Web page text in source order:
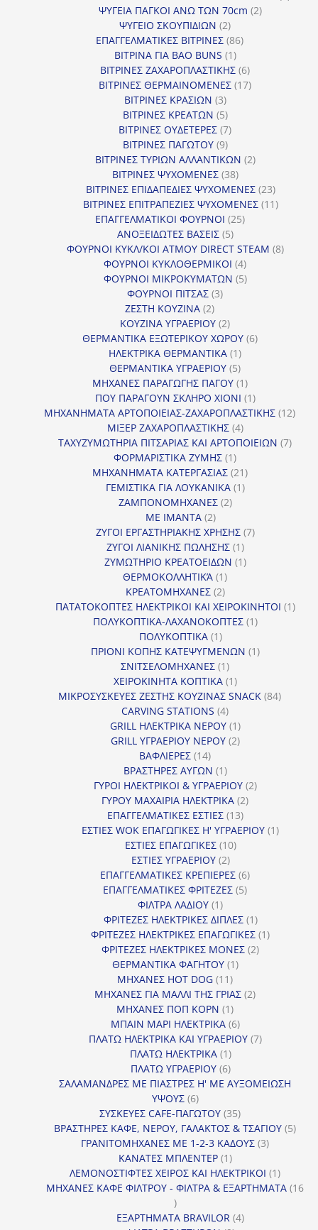
ΨΥΓΕΙΑ ΠΑΓΚΟΙ ΑΝΩ ΤΩΝ 70cm 22
ΨΥΓΕΙΟ ΣΚΟΥΠΙΔΙΩΝ 22
προϊόντα
ΕΠΑΓΓΕΛΜΑΤΙΚΕΣ ΒΙΤΡΙΝΕΣ 8686
ΒΙΤΡΙΝΑ ΓΙΑ BAO BUNS 11
προϊόν
ΒΙΤΡΙΝΕΣ ΖΑΧΑΡΟΠΛΑΣΤΙΚΗΣ 66
προϊόντα
ΒΙΤΡΙΝΕΣ ΘΕΡΜΑΙΝΟΜΕΝΕΣ 1717
ΒΙΤΡΙΝΕΣ ΚΡΑΣΙΩΝ 33
προϊόντα
ΒΙΤΡΙΝΕΣ ΚΡΕΑΤΩΝ 55
προϊόντα
ΒΙΤΡΙΝΕΣ ΟΥΔΕΤΕΡΕΣ 77
ΒΙΤΡΙΝΕΣ ΠΑΓΩΤΟΥ 99
προϊόντα
ΒΙΤΡΙΝΕΣ ΤΥΡΙΩΝ ΑΛΛΑΝΤΙΚΩΝ 22
ΒΙΤΡΙΝΕΣ ΨΥΧΟΜΕΝΕΣ 3838
προϊόντα
ΒΙΤΡΙΝΕΣ ΕΠΙΔΑΠΕΔΙΕΣ ΨΥΧΟΜΕΝΕΣ 2323
προϊόντα
ΒΙΤΡΙΝΕΣ ΕΠΙΤΡΑΠΕΖΙΕΣ ΨΥΧΟΜΕΝΕΣ 1111
ΕΠΑΓΓΕΛΜΑΤΙΚΟΙ ΦΟΥΡΝΟΙ 2525
ΑΝΟΞΕΙΔΩΤΕΣ ΒΑΣΕΙΣ 55
προϊόντα
ΦΟΥΡΝΟΙ ΚΥΚΛ/ΚΟΙ ΑΤΜΟΥ DIRECT STEAM 88
ΦΟΥΡΝΟΙ ΚΥΚΛΟΘΕΡΜΙΚΟΙ 44
προϊόντα
ΦΟΥΡΝΟΙ ΜΙΚΡΟΚΥΜΑΤΩΝ 55
ΦΟΥΡΝΟΙ ΠΙΤΣΑΣ 33
ΖΕΣΤΗ ΚΟΥΖΙΝΑ 22
προϊόντα
ΚΟΥΖΙΝΑ ΥΓΡΑΕΡΙΟΥ 22
προϊόντα
ΘΕΡΜΑΝΤΙΚΑ ΕΞΩΤΕΡΙΚΟΥ ΧΩΡΟΥ 66
ΗΛΕΚΤΡΙΚΑ ΘΕΡΜΑΝΤΙΚΑ 11
προϊόν
ΘΕΡΜΑΝΤΙΚΑ ΥΓΡΑΕΡΙΟΥ 55
προϊόντα
ΜΗΧΑΝΕΣ ΠΑΡΑΓΩΓΗΣ ΠΑΓΟΥ 11
προϊόν
ΠΟΥ ΠΑΡΑΓΟΥΝ ΣΚΛΗΡΟ ΧΙΟΝΙ 11
προϊόν
ΜΗΧΑΝΗΜΑΤΑ ΑΡΤΟΠΟΙΕΙΑΣ-ΖΑΧΑΡΟΠΛΑΣΤΙΚΗΣ 1212
ΜΙΞΕΡ ΖΑΧΑΡΟΠΛΑΣΤΙΚΗΣ 44
προϊόντα
ΤΑΧΥΖΥΜΩΤΗΡΙΑ ΠΙΤΣΑΡΙΑΣ ΚΑΙ ΑΡΤΟΠΟΙΕΙΩΝ 77
ΦΟΡΜΑΡΙΣΤΙΚΑ ΖΥΜΗΣ 11
προϊόν
ΜΗΧΑΝΗΜΑΤΑ ΚΑΤΕΡΓΑΣΙΑΣ 2121
προϊόντα
ΓΕΜΙΣΤΙΚΑ ΓΙΑ ΛΟΥΚΑΝΙΚΑ 11
ΖΑΜΠΟΝΟΜΗΧΑΝΕΣ 22
ΜΕ ΙΜΑΝΤΑ 22
προϊόντα
ΖΥΓΟΙ ΕΡΓΑΣΤΗΡΙΑΚΗΣ ΧΡΗΣΗΣ 77
ΖΥΓΟΙ ΛΙΑΝΙΚΗΣ ΠΩΛΗΣΗΣ 11
προϊόν
ΖΥΜΩΤΗΡΙΟ ΚΡΕΑΤΟΕΙΔΩΝ 11
ΘΕΡΜΟΚΟΛΛΗΤΙΚΆ 11
προϊόν
ΚΡΕΑΤΟΜΗΧΑΝΕΣ 22
προϊόντα
ΠΑΤΑΤΟΚΟΠΤΕΣ ΗΛΕΚΤΡΙΚΟΙ ΚΑΙ ΧΕΙΡΟΚΙΝΗΤΟΙ 11
ΠΟΛΥΚΟΠΤΙΚΑ-ΛΑΧΑΝΟΚΟΠΤΕΣ 11
ΠΟΛΥΚΟΠΤΙΚΑ 11
προϊόν
ΠΡΙΟΝΙ ΚΟΠΗΣ ΚΑΤΕΨΥΓΜΕΝΩΝ 11
ΣΝΙΤΣΕΛΟΜΗΧΑΝΕΣ 11
προϊόν
ΧΕΙΡΟΚΙΝΗΤΑ ΚΟΠΤΙΚΑ 11
προϊόν
ΜΙΚΡΟΣΥΣΚΕΥΕΣ ΖΕΣΤΗΣ ΚΟΥΖΙΝΑΣ SNACK 8484
CARVING STATIONS 44
προϊόντα
GRILL ΗΛΕΚΤΡΙΚΑ ΝΕΡΟΥ 11
προϊόν
GRILL ΥΓΡΑΕΡΙΟΥ ΝΕΡΟΥ 22
ΒΑΦΛΙΕΡΕΣ 1414
προϊόντα
ΒΡΑΣΤΗΡΕΣ ΑΥΓΩΝ 11
προϊόν
ΓΥΡΟΙ ΗΛΕΚΤΡΙΚΟΙ & ΥΓΡΑΕΡΙΟΥ 22
ΓΥΡΟΥ ΜΑΧΑΙΡΙΑ ΗΛΕΚΤΡΙΚΑ 22
ΕΠΑΓΓΕΛΜΑΤΙΚΕΣ ΕΣΤΙΕΣ 1313
προϊόντα
ΕΣΤΙΕΣ WOK ΕΠΑΓΩΓΙΚΕΣ Η' ΥΓΡΑΕΡΙΟΥ 11
ΕΣΤΙΕΣ ΕΠΑΓΩΓΙΚΕΣ 1010
ΕΣΤΙΕΣ ΥΓΡΑΕΡΙΟΥ 22
προϊόντα
ΕΠΑΓΓΕΛΜΑΤΙΚΕΣ ΚΡΕΠΙΕΡΕΣ 66
προϊόντα
ΕΠΑΓΓΕΛΜΑΤΙΚΕΣ ΦΡΙΤΕΖΕΣ 55
ΦΙΛΤΡΑ ΛΑΔΙΟΥ 11
προϊόν
ΦΡΙΤΕΖΕΣ ΗΛΕΚΤΡΙΚΕΣ ΔΙΠΛΕΣ 11
προϊόν
ΦΡΙΤΕΖΕΣ ΗΛΕΚΤΡΙΚΕΣ ΕΠΑΓΩΓΙΚΕΣ 11
ΦΡΙΤΕΖΕΣ ΗΛΕΚΤΡΙΚΕΣ ΜΟΝΕΣ 22
ΘΕΡΜΑΝΤΙΚΑ ΦΑΓΗΤΟΥ 11
ΜΗΧΑΝΕΣ HOT DOG 1111
προϊόντα
ΜΗΧΑΝΕΣ ΓΙΑ ΜΑΛΛΙ ΤΗΣ ΓΡΙΑΣ 22
ΜΗΧΑΝΕΣ ΠΟΠ ΚΟΡΝ 11
προϊόν
ΜΠΑΙΝ ΜΑΡΙ ΗΛΕΚΤΡΙΚΑ 66
προϊόντα
ΠΛΑΤΩ ΗΛΕΚΤΡΙΚΑ ΚΑΙ ΥΓΡΑΕΡΙΟΥ 77
ΠΛΑΤΩ ΗΛΕΚΤΡΙΚΑ 11
προϊόν
ΠΛΑΤΩ ΥΓΡΑΕΡΙΟΥ 66
προϊόντα
ΣΑΛΑΜΑΝΔΡΕΣ ΜΕ ΠΙΑΣΤΡΕΣ Η' ΜΕ ΑΥΞΟΜΕΙΩΣΗ
ΥΨΟΥΣ 66
προϊόντα
ΣΥΣΚΕΥΕΣ CAFE-ΠΑΓΩΤΟΥ 3535
προϊόντα
ΒΡΑΣΤΗΡΕΣ ΚΑΦΕ, ΝΕΡΟΥ, ΓΑΛΑΚΤΟΣ & ΤΣΑΓΙΟΥ 55
ΓΡΑΝΙΤΟΜΗΧΑΝΕΣ ΜΕ 1-2-3 ΚΑΔΟΥΣ 33
ΚΑΝΑΤΕΣ ΜΠΛΕΝΤΕΡ 11
προϊόν
ΛΕΜΟΝΟΣΤΙΦΤΕΣ ΧΕΙΡΟΣ ΚΑΙ ΗΛΕΚΤΡΙΚΟΙ 11
προϊόν
ΜΗΧΑΝΕΣ ΚΑΦΕ ΦΙΛΤΡΟΥ - ΦΙΛΤΡΑ & ΕΞΑΡΤΗΜΑΤΑ 16
16
προϊόντα
ΕΞΑΡΤΗΜΑΤΑ BRAVILOR 44